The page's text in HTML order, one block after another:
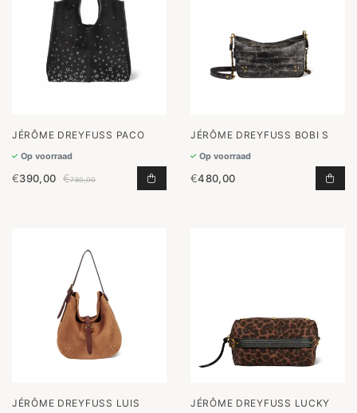
JÉRÔME DREYFUSS PACO
Op voorraad
€390,00 €780,00 PACO TOEVOEGEN AAN
JÉRÔME DREYFUSS BOBI S
Op voorraad
€480,00
JÉRÔME DREYFUSS LUIS
JÉRÔME DREYFUSS LUCKY